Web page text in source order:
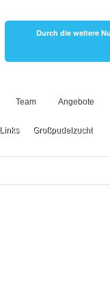
Team Angebote
Links Großpudelzucht
Durch die weitere